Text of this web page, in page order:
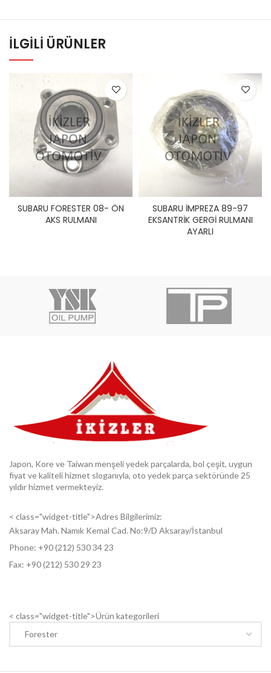
İLGILI ÜRÜNLER
SUBARU FORESTER 08- ÖN
AKS RULMANI
SUBARU İMPREZA 89-97
EKSANTRİK GERGİ RULMANI
AYARLI
Japon, Kore ve Taiwan menşeli yedek parçalarda, bol çeşit, uygun
fiyat ve kaliteli hizmet sloganıyla, oto yedek parça sektöründe 25
yıldır hizmet vermekteyiz.
< class="widget-title">Adres Bilgilerimiz:
Aksaray Mah. Namık Kemal Cad. No:9/D Aksaray/İstanbul
Phone: +90 (212) 530 34 23
Fax: +90 (212) 530 29 23
< class="widget-title">Ürün kategorileri